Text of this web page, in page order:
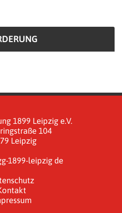
1899 Leipzig e.V.
104
Leipzig
1899-leipzig de